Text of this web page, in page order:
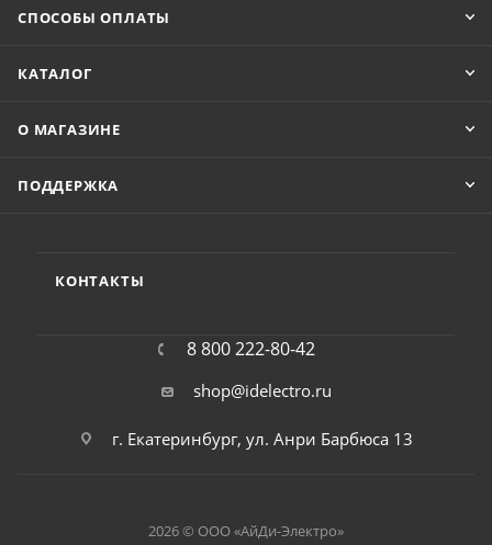
СПОСОБЫ ОПЛАТЫ
КАТАЛОГ
О МАГАЗИНЕ
ПОДДЕРЖКА
КОНТАКТЫ
8 800 222-80-42
shop@idelectro.ru
г. Екатеринбург, ул. Анри Барбюса 13
2026 © ООО «АйДи-Электро»